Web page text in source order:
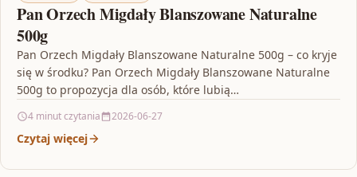
Pan Orzech Migdały Blanszowane Naturalne
500g
Pan Orzech Migdały Blanszowane Naturalne 500g – co kryje
się w środku? Pan Orzech Migdały Blanszowane Naturalne
500g to propozycja dla osób, które lubią…
4 minut czytania 2026-06-27
Czytaj więcej